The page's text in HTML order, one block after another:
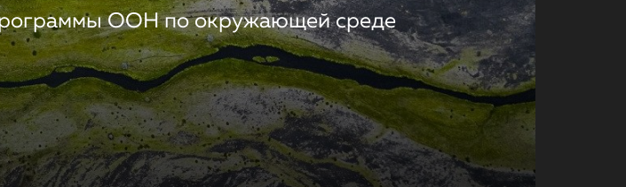
ООН по окружающей среде